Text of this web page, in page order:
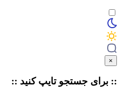
×
:: برای جستجو تایپکنید ::